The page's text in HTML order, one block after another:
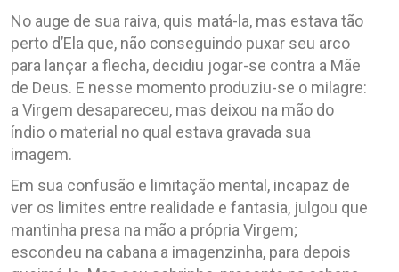
No auge de sua raiva, quis matá-la, mas estava tão
perto d’Ela que, não conseguindo puxar seu arco
para lançar a flecha, decidiu jogar-se contra a Mãe
de Deus. E nesse momento produziu-se o milagre:
a Virgem desapareceu, mas deixou na mão do
índio o material no qual estava gravada sua
imagem.
Em sua confusão e limitação mental, incapaz de
ver os limites entre realidade e fantasia, julgou que
mantinha presa na mão a própria Virgem;
escondeu na cabana a imagenzinha, para depois